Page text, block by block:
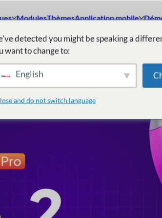
ModulesThèmesApplication mobile
detected you might be speaking a
want to change to:
English
and do not switch language